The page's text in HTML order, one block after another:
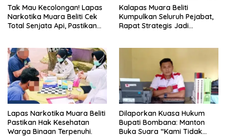
Tak Mau Kecolongan! Lapas
Narkotika Muara Beliti Cek
Total Senjata Api, Pastikan
Kalapas Muara Beliti
Kumpulkan Seluruh Pejabat,
Rapat Strategis Jadi
Lapas Narkotika Muara Beliti
Pastikan Hak Kesehatan
Warga Binaan Terpenuhi.
Dilaporkan Kuasa Hukum
Bupati Bombana: Manton
Buka Suara “Kami Tidak